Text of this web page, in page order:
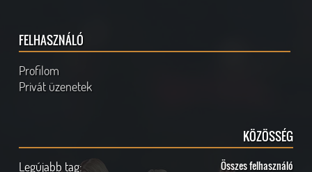
FELHASZNÁLÓ
Profilom
Privát üzenetek
KÖZÖSSÉG
Legújabb tag: Összes felhasználó